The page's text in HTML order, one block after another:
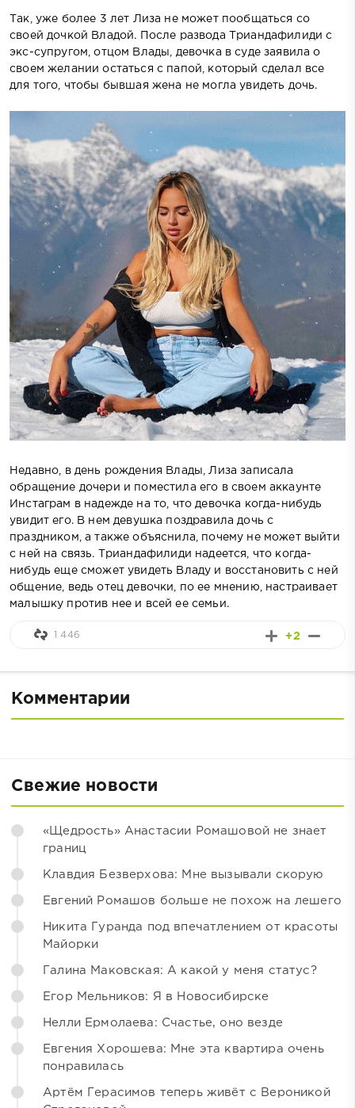
Так, уже более 3 лет Лиза не может пообщаться со
своей дочкой Владой. После развода Триандафилиди с
экс-супругом, отцом Влады, девочка в суде заявила о
своем желании остаться с папой, который сделал все
для того, чтобы бывшая жена не могла увидеть дочь.
Недавно, в день рождения Влады, Лиза записала
обращение дочери и поместила его в своем аккаунте
Инстаграм в надежде на то, что девочка когда-нибудь
увидит его. В нем девушка поздравила дочь с
праздником, а также объяснила, почему не может выйти
с ней на связь. Триандафилиди надеется, что когда-
нибудь еще сможет увидеть Владу и восстановить с ней
общение, ведь отец девочки, по ее мнению, настраивает
малышку против нее и всей ее семьи.
+2
1 446
Комментарии
Свежие новости
«Щедрость» Анастасии Ромашовой не знает
границ
Клавдия Безверхова: Мне вызывали скорую
Евгений Ромашов больше не похож на лешего
Никита Гуранда под впечатлением от красоты
Майорки
Галина Маковская: А какой у меня статус?
Егор Мельников: Я в Новосибирске
Нелли Ермолаева: Счастье, оно везде
Евгения Хорошева: Мне эта квартира очень
понравилась
Артём Герасимов теперь живёт с Вероникой